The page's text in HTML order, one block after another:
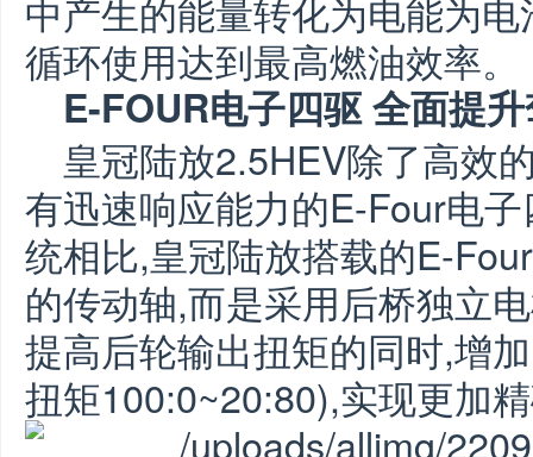
中产生的能量转化为电能为
循环使用达到最高燃油效率。
E-FOUR电子四驱 全面提
皇冠陆放2.5HEV除了高效
有迅速响应能力的E-Four电
统相比,皇冠陆放搭载的E-
的传动轴,而是采用后桥独立
提高后轮输出扭矩的同时,增
扭矩100:0~20:80),实现更加